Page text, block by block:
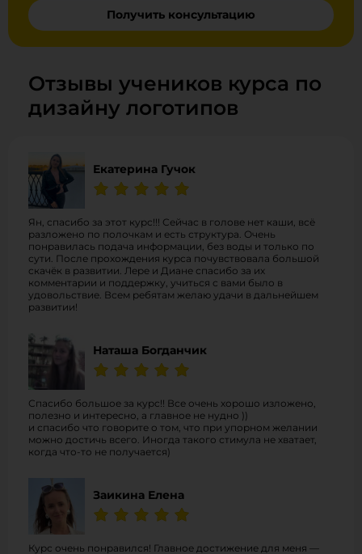
Получить консультацию
Отзывы учеников курса по
дизайну логотипов
Екатерина Гучок
Ян, спасибо за этот курс!!! Сейчас в голове нет каши, всё
разложено по полочкам и есть структура. Очень
понравилась подача информации, без воды и только по
сути. После прохождения курса почувствовала большой
скачёк в развитии. Лере и Диане спасибо за их
комментарии и поддержку, учиться с вами было в
удовольствие. Всем ребятам желаю удачи в дальнейшем
развитии!
Наташа Богданчик
Спасибо большое за курс!! Все очень хорошо изложено,
полезно и интересно, а главное не нудно ))
и спасибо что говорите о том, что при упорном желании
можно достичь всего. Иногда такого стимула не хватает,
когда что-то не получается)
Заикина Елена
Курс очень понравился! Главное достижение для меня —